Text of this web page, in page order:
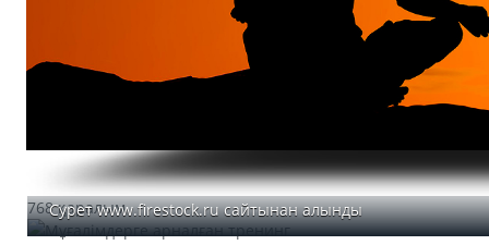
768 қаралым
Cурет www.firestock.ru сайтынан алынды